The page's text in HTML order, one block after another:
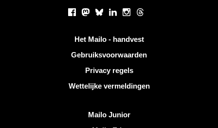
Sociale netwerken
Facebook
Mastodon
BlueskyLinkedInInstagram
Threads
Het Mailo - handvest
Gebruiksvoorwaarden
Privacy regels
Wettelijke vermeldingen
Mailo Junior